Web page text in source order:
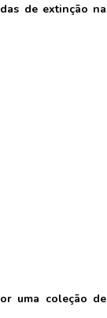
de extinção na
uma coleção de